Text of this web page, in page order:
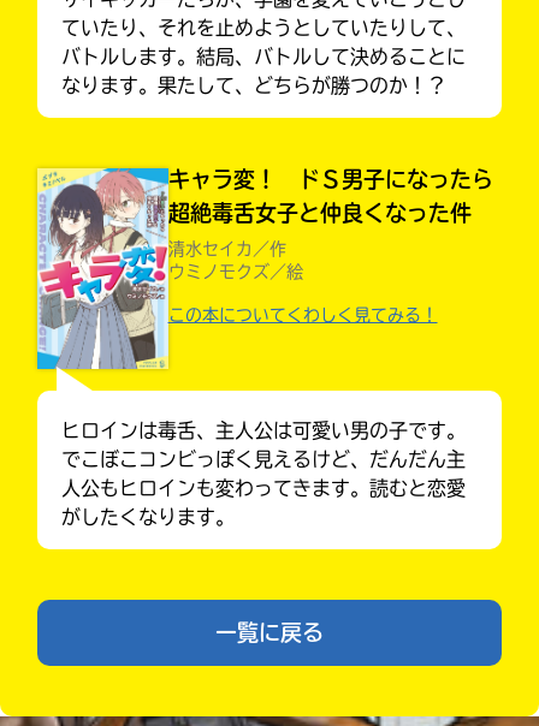
キミノラジオ配信中！
ていたり、それを止めようとしていたりして、
バトルします。結局、バトルして決めることに
なります。果たして、どちらが勝つのか！？
キャラ変！ ドＳ男子になったら
超絶毒舌女子と仲良くなった件
清水セイカ／作
ウミノモクズ／絵
この本についてくわしく見てみる！
ヒロインは毒舌、主人公は可愛い男の子です。
でこぼこコンビっぽく見えるけど、だんだん主
人公もヒロインも変わってきます。読むと恋愛
がしたくなります。
一覧に戻る
内
容
に
エ
ラ
が
の
で、
う